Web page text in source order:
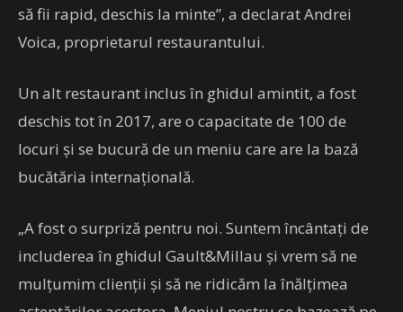
să fii rapid, deschis la minte”, a declarat Andrei
Voica, proprietarul restaurantului.
Un alt restaurant inclus în ghidul amintit, a fost
deschis tot în 2017, are o capacitate de 100 de
locuri şi se bucură de un meniu care are la bază
bucătăria internaţională.
„A fost o surpriză pentru noi. Suntem încântaţi de
includerea în ghidul Gault&Millau şi vrem să ne
mulţumim clienţii şi să ne ridicăm la înălţimea